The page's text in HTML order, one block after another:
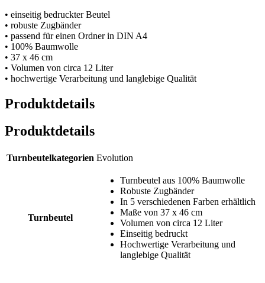
• einseitig bedruckter Beutel
• robuste Zugbänder
• passend für einen Ordner in DIN A4
• 100% Baumwolle
• 37 x 46 cm
• Volumen von circa 12 Liter
• hochwertige Verarbeitung und langlebige Qualität
Produktdetails
Produktdetails
Turnbeutelkategorien Evolution
Turnbeutel
Turnbeutel aus 100% Baumwolle
Robuste Zugbänder
In 5 verschiedenen Farben erhältlich
Maße von 37 x 46 cm
Volumen von circa 12 Liter
Einseitig bedruckt
Hochwertige Verarbeitung und
langlebige Qualität